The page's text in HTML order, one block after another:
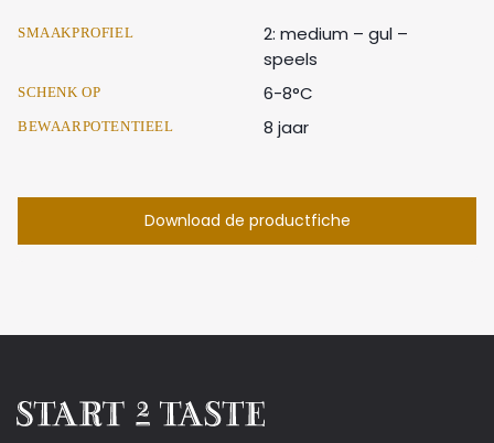
SMAAKPROFIEL
2: medium – gul –
speels
SCHENK OP 6-8°C
BEWAARPOTENTIEEL 8 jaar
Download de productfiche